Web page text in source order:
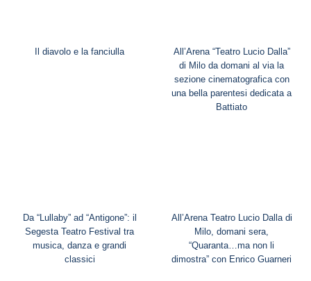
Il diavolo e la fanciulla
All’Arena “Teatro Lucio Dalla”
di Milo da domani al via la
sezione cinematografica con
una bella parentesi dedicata a
Battiato
Da “Lullaby” ad “Antigone”: il
Segesta Teatro Festival tra
musica, danza e grandi
classici
All’Arena Teatro Lucio Dalla di
Milo, domani sera,
“Quaranta…ma non li
dimostra” con Enrico Guarneri